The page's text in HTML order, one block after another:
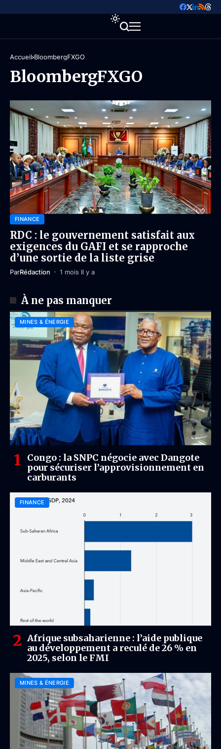
Accueil BloombergFXGO
BloombergFXGO
FINANCE
RDC : le gouvernement satisfait aux
exigences du GAFI et se rapproche
d’une sortie de la liste grise
ParRédaction 1 mois Il y a
À ne pas manquer
MINES & ÉNERGIE
Congo : la SNPC négocie avec Dangote
pour sécuriser l’approvisionnement en
carburants
FINANCE
Afrique subsaharienne : l’aide publique
au développement a reculé de 26 % en
2025, selon le FMI
MINES & ÉNERGIE